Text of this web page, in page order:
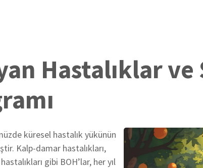
Hastalıklar ve
küresel hastalık yükünün
Kalp-damar hastalıkları,
gibi BOH’lar, her yıl